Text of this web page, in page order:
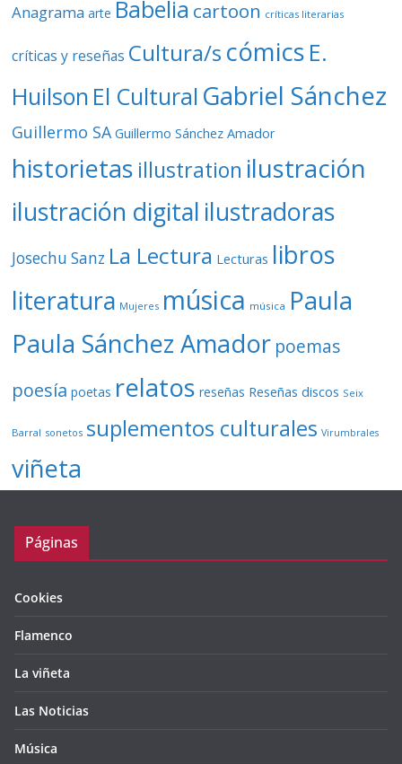
Anagrama arte Babelia cartoon críticas literarias
críticas y reseñas Cultura/s cómics E.
Huilson El Cultural Gabriel Sánchez
Guillermo SA Guillermo Sánchez Amador
historietas illustration ilustración
ilustración digital ilustradoras
Josechu Sanz La Lectura Lecturas libros
literatura Mujeres música música Paula
Paula Sánchez Amador poemas
poesía poetas relatos reseñas Reseñas discos Seix
Barral sonetos suplementos culturales Virumbrales
viñeta
Páginas
Cookies
Flamenco
La viñeta
Las Noticias
Música